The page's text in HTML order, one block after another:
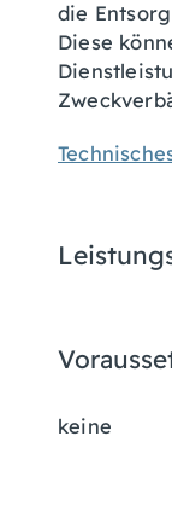
die
Diese
keine